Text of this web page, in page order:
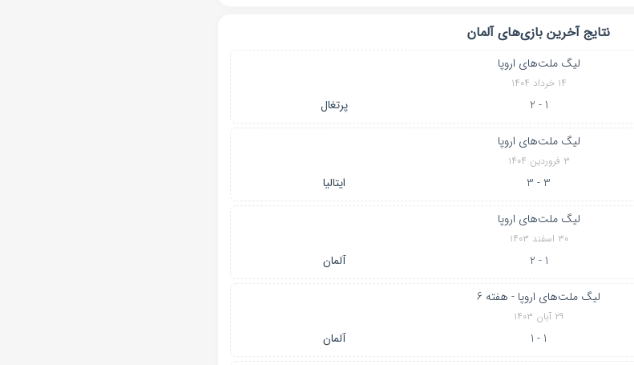
نتایج آخرین بازی‌های آلمان
لیگ ملت‌های اروپا
۱۴ خرداد ۱۴۰۴
1 - 2 پرتغال
لیگ ملت‌های اروپا
۳ فروردین ۱۴۰۴
3 - 3 ایتالیا
لیگ ملت‌های اروپا
۳۰ اسفند ۱۴۰۳
1 - 2 آلمان
لیگ ملت‌های اروپا - هفته 6
۲۹ آبان ۱۴۰۳
1 - 1 آلمان